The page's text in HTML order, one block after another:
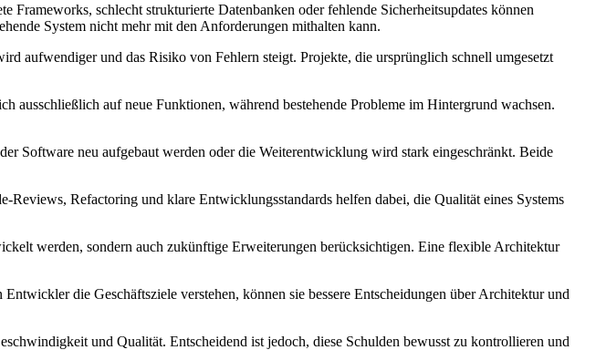
schlecht strukturierte Datenbanken oder fehlende Sicherheitsupdates können
System nicht mehr mit den Anforderungen mithalten kann.
aufwendiger und das Risiko von Fehlern steigt. Projekte, die ursprünglich schnell umgesetzt
ausschließlich auf neue Funktionen, während bestehende Probleme im Hintergrund wachsen.
Software neu aufgebaut werden oder die Weiterentwicklung wird stark eingeschränkt. Beide
Refactoring und klare Entwicklungsstandards helfen dabei, die Qualität eines Systems
werden, sondern auch zukünftige Erweiterungen berücksichtigen. Eine flexible Architektur
die Geschäftsziele verstehen, können sie bessere Entscheidungen über Architektur und
und Qualität. Entscheidend ist jedoch, diese Schulden bewusst zu kontrollieren und